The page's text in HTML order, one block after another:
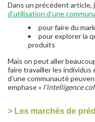
Dans un précédent article,
d’utilisation d’une
pour faire du
pour explorer la
produits
Mais on peut aller
faire travailler les individus
d’une communauté
emphase « l’intelligence
> Les marchés de